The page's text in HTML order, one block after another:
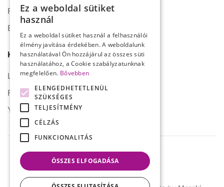
Fax: +36 1 272 2150
E-mail: info@serco.hu
Kövessen minket
LinkedIn
Facebook
YouTube
Ez a weboldal sütiket
használ
Ez a weboldal sütiket használ a felhasználói
élmény javítása érdekében. A weboldalunk
használatával Ön hozzájárul az összes süti
használatához, a Cookie szabályzatunknak
megfelelően. Bővebben
ELENGEDHETETLENÜL
SZÜKSÉGES
TELJESÍTMÉNY
CÉLZÁS
FUNKCIONALITÁS
ÖSSZES ELFOGADÁSA